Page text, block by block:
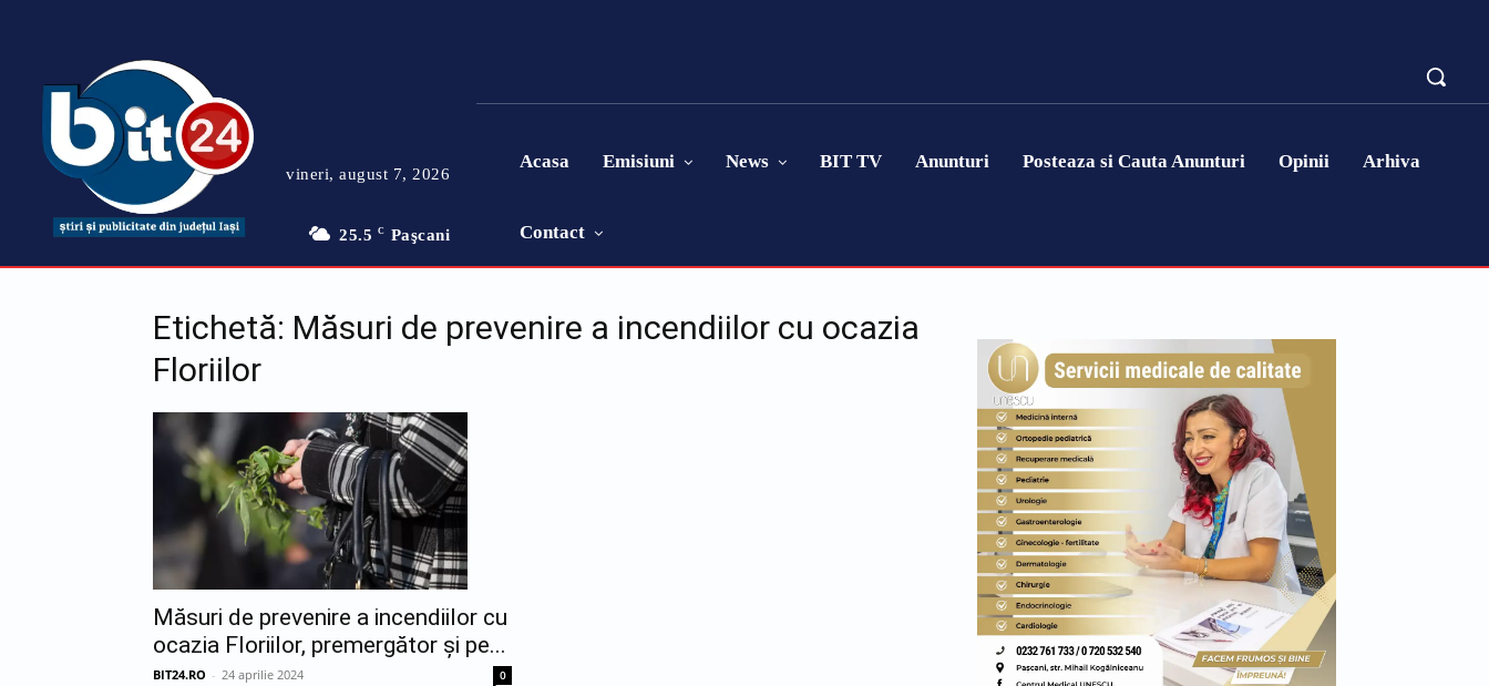
vineri, august 7, 2026
25.5 C Paşcani
Acasa Emisiuni News BIT TV Anunturi Posteaza si Cauta Anunturi Opinii Arhiva
Contact
Etichetă: Măsuri de prevenire a incendiilor cu ocazia
Floriilor
Măsuri de prevenire a incendiilor cu
ocazia Floriilor, premergător și pe...
BIT24.RO - 24 aprilie 2024 0